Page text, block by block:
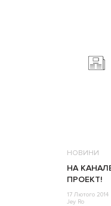
НОВИНИ
НА
ПРОЕКТ!
17 Лютого 2014
Jey Ro